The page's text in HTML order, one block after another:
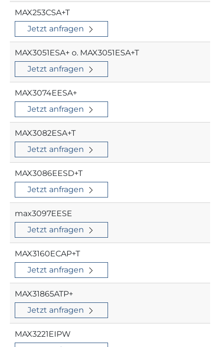
MAX253CSA+T
Jetzt anfragen
MAX3051ESA+ o. MAX3051ESA+T
Jetzt anfragen
MAX3074EESA+
Jetzt anfragen
MAX3082ESA+T
Jetzt anfragen
MAX3086EESD+T
Jetzt anfragen
max3097EESE
Jetzt anfragen
MAX3160ECAP+T
Jetzt anfragen
MAX31865ATP+
Jetzt anfragen
MAX3221EIPW